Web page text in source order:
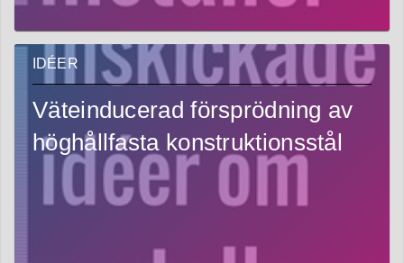
IDÉER
Väteinducerad försprödning av
höghållfasta konstruktionsstål